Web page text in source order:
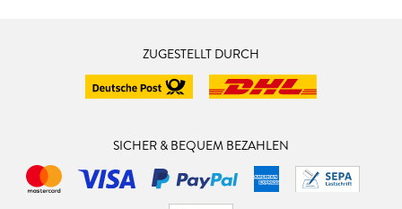
ZUGESTELLT DURCH
SICHER & BEQUEM BEZAHLEN